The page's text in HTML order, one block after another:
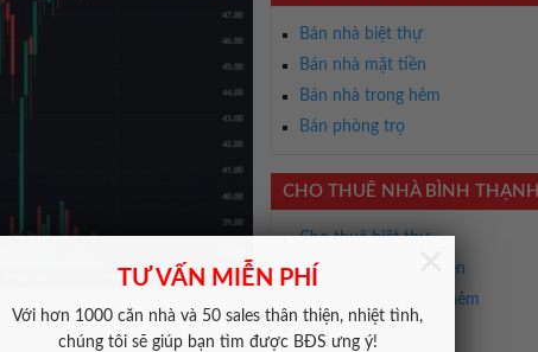
TƯ VẤN MIỄN PHÍ
Với hơn 1000 căn nhà và 50 sales thân thiện, nhiệt tình,
chúng tôi sẽ giúp bạn tìm được BĐS ưng ý!
Bán nhà biệt thự
Bán nhà mặt tiền
Bán nhà trong hẻm
Bán phòng trọ
CHO THUÊ NHÀ BÌNH THẠNH
Cho thuê biệt thự
Cho thuê nhà mặt tiền
Cho thuê nhà trong hẻm
Cho thuê phòng trọ